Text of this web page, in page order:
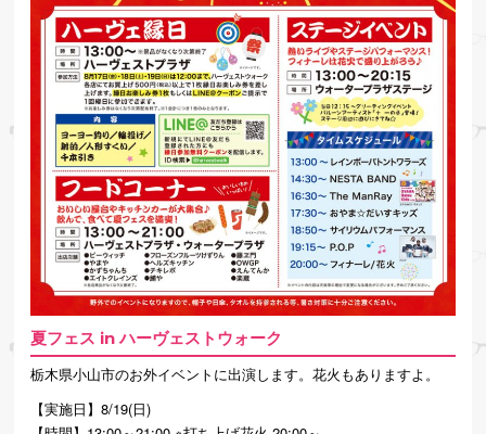
夏フェス in ハーヴェストウォーク
栃木県小山市のお外イベントに出演します。花火もありますよ。
【実施日】8/19(日)